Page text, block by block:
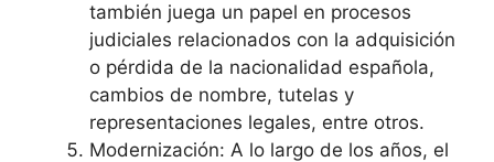
también juega un papel en procesos
judiciales relacionados con la adquisición
o pérdida de la nacionalidad española,
cambios de nombre, tutelas y
representaciones legales, entre otros.
Modernización: A lo largo de los años, el